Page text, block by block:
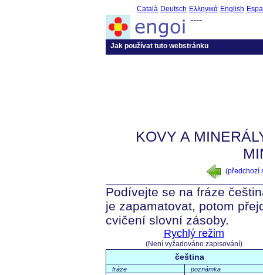
Català Deutsch Ελληνικά English
----
Jak používat tuto webstránku
KOVY A
(předchozí
Podívejte se na fráze
je zapamatovat, potom
cvičení slovní zásoby.
Rychlý režim
(Není vyžadováno zapisování)
čeština
fráze poznámka